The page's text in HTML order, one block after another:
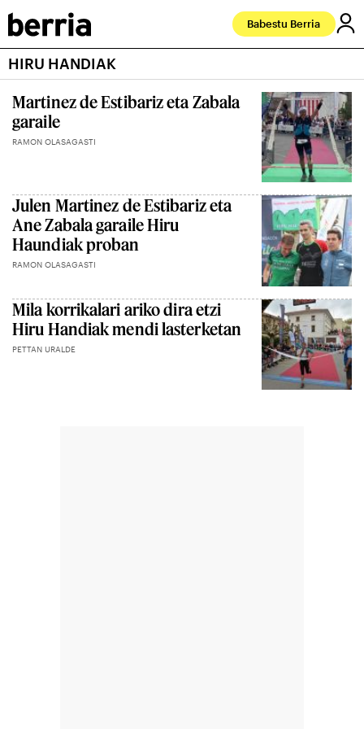
Babestu Berria
HIRU HANDIAK
Martinez de Estibariz eta Zabala
garaile
RAMON OLASAGASTI
Julen Martinez de Estibariz eta
Ane Zabala garaile Hiru
Haundiak proban
RAMON OLASAGASTI
Mila korrikalari ariko dira etzi
Hiru Handiak mendi lasterketan
PETTAN URALDE